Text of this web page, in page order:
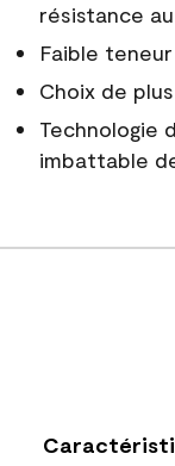
résistance
Faible
Choix de
Technologie
imbattable